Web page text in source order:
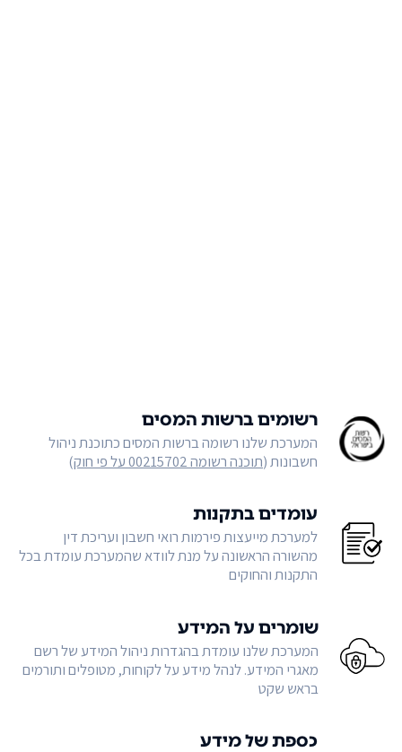
רשומים ברשות המסים
המערכת שלנו רשומה ברשות המסים כתוכנת ניהול
חשבונות (תוכנה רשומה 00215702 על פי חוק )
עומדים בתקנות
למערכת מייעצות פירמות רואי חשבון ועריכת דין
מהשורה הראשונה על מנת לוודא שהמערכת עומדת בכל
התקנות והחוקים
שומרים על המידע
המערכת שלנו עומדת בהגדרות ניהול המידע של רשם
מאגרי המידע. לנהל מידע על לקוחות, מטופלים ותורמים
בראש שקט
כספת של מידע